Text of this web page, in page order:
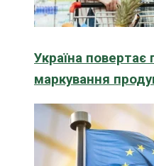
Україна повертає
маркування